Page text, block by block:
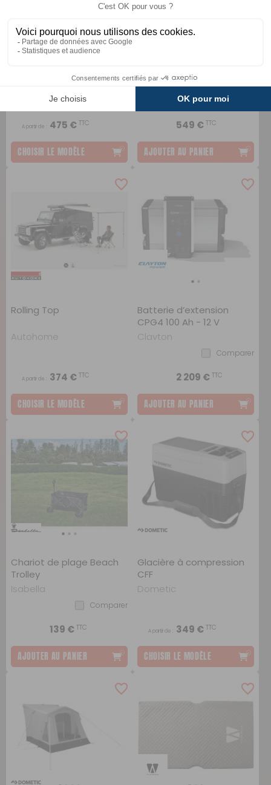
Rails de galerie Roof Rack
A partir de : 475 €TTC
CHOISIR LE MODÈLE
Westfield
Comparer
549 €TTC
AJOUTER AU PANIER
Rolling Top
Autohome
A partir de : 374 €TTC
CHOISIR LE MODÈLE
Batterie d’extension
CPG4 100 Ah - 12 V
Clayton
Comparer
2 209 €TTC
AJOUTER AU PANIER
Chariot de plage Beach
Trolley
Isabella
Comparer
139 €TTC
AJOUTER AU PANIER
Glacière à compression
CFF
Dometic
A partir de : 349 €TTC
CHOISIR LE MODÈLE